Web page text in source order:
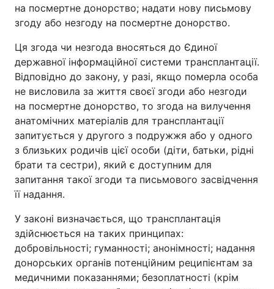
на посмертне донорство; надати нову письмову
згоду або незгоду на посмертне донорство.
Ця згода чи незгода вносяться до Єдиної
державної інформаційної системи трансплантації.
Відповідно до закону, у разі, якщо померла особа
не висловила за життя своєї згоди або незгоди
на посмертне донорство, то згода на вилучення
анатомічних матеріалів для трансплантації
запитується у другого з подружжя або у одного
з близьких родичів цієї особи (діти, батьки, рідні
брати та сестри), який є доступним для
запитання такої згоди та письмового засвідчення
її надання.
У законі визначається, що трансплантація
здійснюється на таких принципах:
добровільності; гуманності; анонімності; надання
донорських органів потенційним реципієнтам за
медичними показаннями; безоплатності (крім